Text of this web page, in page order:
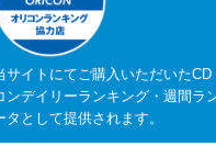
サイトにてご購入いただいたCD
ンデイリーランキング・週間ラ
タとして提供されます。